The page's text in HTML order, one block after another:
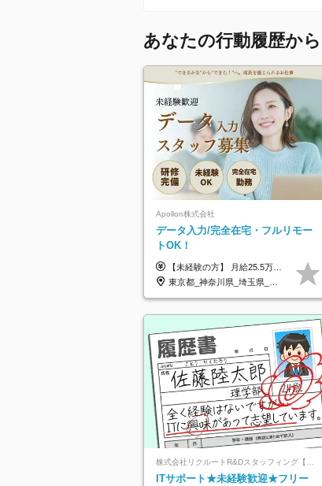
あなたの行動履歴か
Apollon株式会社
データ入力/完全在宅・フルリモー
トOK！
【未経験の方】 月給25.5万円以上＋各種手当 【事務経験3年以上の方】 月給28万円以上＋各種手当 ※経験・スキル・年齢を考慮の上、決定します ※試用期間：3ヶ月(雇用形態は正社員、給与・待遇に変更はありません) ※残業代は全額別途支給 ※昇給：年1回（査定あり） ※賞与：年3回（業績に応じて支給） ＼努力がしっかり評価される環境です！／ 「どんなスキルを身につければ昇給できるか」が明確だから、 着実に成長しながら収入アップを目指せます。
東京都_神奈川県_埼玉県_千葉県_大阪府_愛知県_北海道_青森県_岩手県_宮城県_秋田県_山形県_福島県_茨城県_栃木県_群馬県_新潟県_山梨県_長野県_富山県_石川県_福井県_静岡県_岐阜県_三重県_兵庫県_京都府_滋賀県_奈良県_和歌山県_広島県_岡山県_鳥取県_島根県_山口県_徳島県_香川県_愛媛県_高知県_福岡県_熊本県_佐賀県_長崎県_大分県_宮崎県_鹿児島県_沖縄県
ITサポート★未経験歓迎★フリー